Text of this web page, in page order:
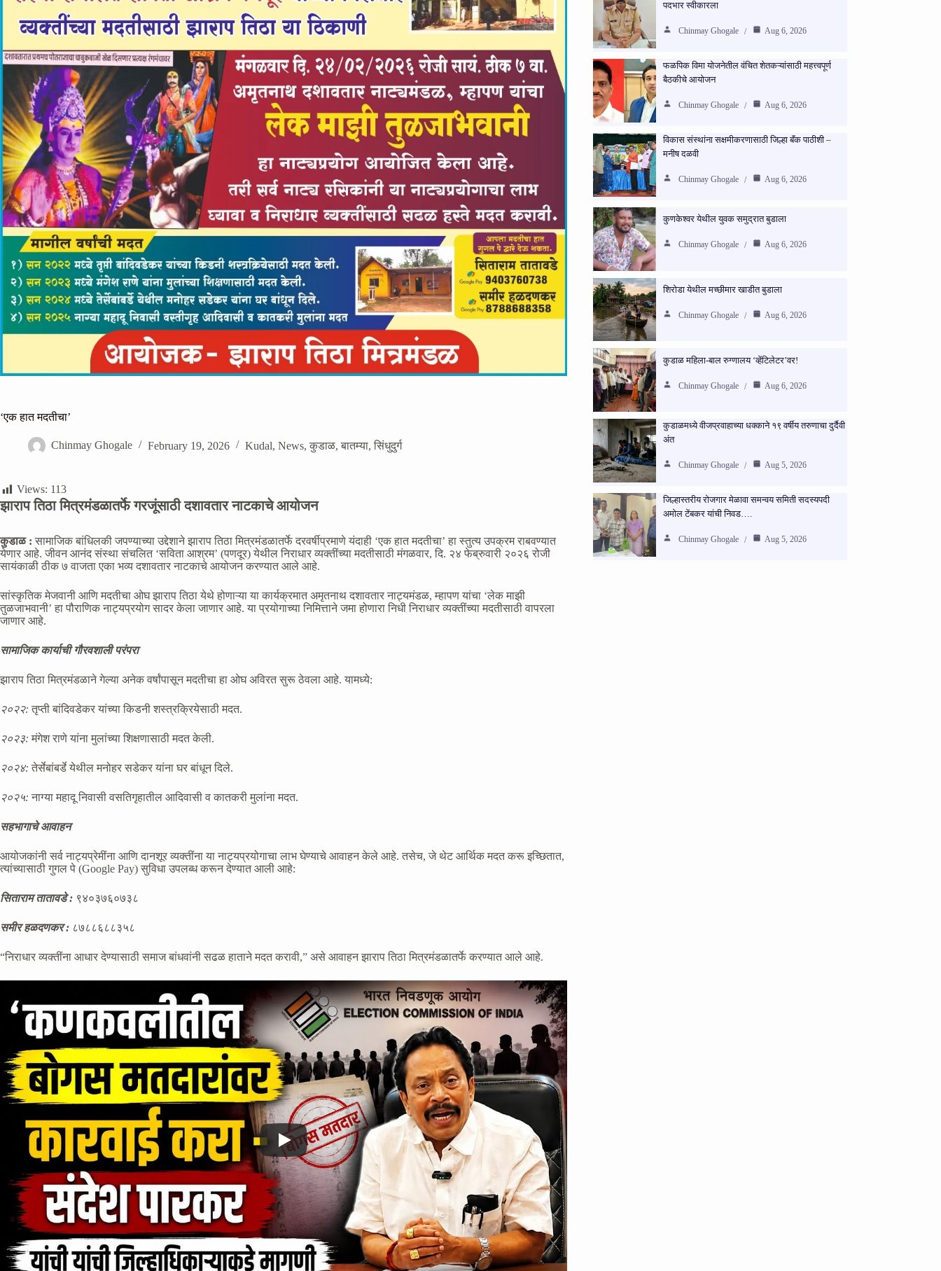
‘एक हात मदतीचा’
Chinmay Ghogale February 19, 2026 Kudal, News, कुडाळ, बातम्या, सिंधुदुर्ग
Views: 113
झाराप तिठा मित्रमंडळातर्फे गरजूंसाठी दशावतार नाटकाचे आयोजन
कुडाळ : सामाजिक बांधिलकी जपण्याच्या उद्देशाने झाराप तिठा मित्रमंडळातर्फे दरवर्षीप्रमाणे यंदाही ‘एक हात मदतीचा’ हा स्तुत्य उपक्रम राबवण्यात
येणार आहे. जीवन आनंद संस्था संचलित ‘सविता आश्रम’ (पणदूर) येथील निराधार व्यक्तींच्या मदतीसाठी मंगळवार, दि. २४ फेब्रुवारी २०२६ रोजी
सायंकाळी ठीक ७ वाजता एका भव्य दशावतार नाटकाचे आयोजन करण्यात आले आहे.
सांस्कृतिक मेजवानी आणि मदतीचा ओघ झाराप तिठा येथे होणाऱ्या या कार्यक्रमात अमृतनाथ दशावतार नाट्यमंडळ, म्हापण यांचा ‘लेक माझी
तुळजाभवानी’ हा पौराणिक नाट्यप्रयोग सादर केला जाणार आहे. या प्रयोगाच्या निमित्ताने जमा होणारा निधी निराधार व्यक्तींच्या मदतीसाठी वापरला
जाणार आहे.
सामाजिक कार्याची गौरवशाली परंपरा
झाराप तिठा मित्रमंडळाने गेल्या अनेक वर्षांपासून मदतीचा हा ओघ अविरत सुरू ठेवला आहे. यामध्ये:
२०२२: तृप्ती बांदिवडेकर यांच्या किडनी शस्त्रक्रियेसाठी मदत.
२०२३: मंगेश राणे यांना मुलांच्या शिक्षणासाठी मदत केली.
२०२४: तेर्सेबांबर्डे येथील मनोहर सडेकर यांना घर बांधून दिले.
२०२५: नाग्या महादू निवासी वसतिगृहातील आदिवासी व कातकरी मुलांना मदत.
सहभागाचे आवाहन
आयोजकांनी सर्व नाट्यप्रेमींना आणि दानशूर व्यक्तींना या नाट्यप्रयोगाचा लाभ घेण्याचे आवाहन केले आहे. तसेच, जे थेट आर्थिक मदत करू इच्छितात,
त्यांच्यासाठी गुगल पे (Google Pay) सुविधा उपलब्ध करून देण्यात आली आहे:
सिताराम तातावडे : ९४०३७६०७३८
समीर हळदणकर : ८७८८६८८३५८
“निराधार व्यक्तींना आधार देण्यासाठी समाज बांधवांनी सढळ हाताने मदत करावी,” असे आवाहन झाराप तिठा मित्रमंडळातर्फे करण्यात आले आहे.
पदभार स्वीकारला
Chinmay Ghogale Aug 6, 2026
फळपिक विमा योजनेतील वंचित शेतकऱ्यांसाठी महत्त्वपूर्ण
बैठकीचे आयोजन
Chinmay Ghogale Aug 6, 2026
विकास संस्थांना सक्षमीकरणासाठी जिल्हा बॅंक पाठीशी –
मनीष दळवी
Chinmay Ghogale Aug 6, 2026
कुणकेश्वर येथील युवक समुद्रात बुडाला
Chinmay Ghogale Aug 6, 2026
शिरोडा येथील मच्छीमार खाडीत बुडाला
Chinmay Ghogale Aug 6, 2026
कुडाळ महिला-बाल रुग्णालय ‘व्हेंटिलेटर’वर!
Chinmay Ghogale Aug 6, 2026
कुडाळमध्ये वीजप्रवाहाच्या धक्काने १९ वर्षीय तरुणाचा दुर्दैवी
अंत
Chinmay Ghogale Aug 5, 2026
जिल्हास्तरीय रोजगार मेळावा समन्वय समिती सदस्यपदी
अमोल टेंबकर यांची निवड….
Chinmay Ghogale Aug 5, 2026